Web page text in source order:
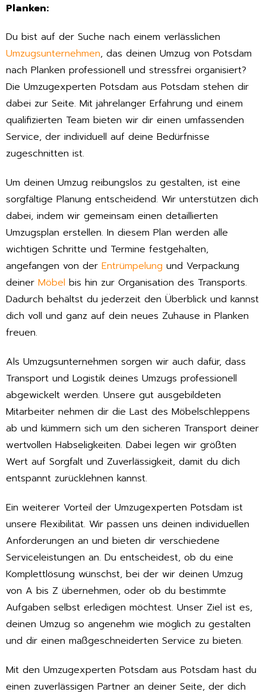
Planken:
Du bist auf der Suche nach einem verlässlichen
Umzugsunternehmen, das deinen Umzug von Potsdam
nach Planken professionell und stressfrei organisiert?
Die Umzugexperten Potsdam aus Potsdam stehen dir
dabei zur Seite. Mit jahrelanger Erfahrung und einem
qualifizierten Team bieten wir dir einen umfassenden
Service, der individuell auf deine Bedürfnisse
zugeschnitten ist.
Um deinen Umzug reibungslos zu gestalten, ist eine
sorgfältige Planung entscheidend. Wir unterstützen dich
dabei, indem wir gemeinsam einen detaillierten
Umzugsplan erstellen. In diesem Plan werden alle
wichtigen Schritte und Termine festgehalten,
angefangen von der Entrümpelung und Verpackung
deiner Möbel bis hin zur Organisation des Transports.
Dadurch behältst du jederzeit den Überblick und kannst
dich voll und ganz auf dein neues Zuhause in Planken
freuen.
Als Umzugsunternehmen sorgen wir auch dafür, dass
Transport und Logistik deines Umzugs professionell
abgewickelt werden. Unsere gut ausgebildeten
Mitarbeiter nehmen dir die Last des Möbelschleppens
ab und kümmern sich um den sicheren Transport deiner
wertvollen Habseligkeiten. Dabei legen wir größten
Wert auf Sorgfalt und Zuverlässigkeit, damit du dich
entspannt zurücklehnen kannst.
Ein weiterer Vorteil der Umzugexperten Potsdam ist
unsere Flexibilität. Wir passen uns deinen individuellen
Anforderungen an und bieten dir verschiedene
Serviceleistungen an. Du entscheidest, ob du eine
Komplettlösung wünschst, bei der wir deinen Umzug
von A bis Z übernehmen, oder ob du bestimmte
Aufgaben selbst erledigen möchtest. Unser Ziel ist es,
deinen Umzug so angenehm wie möglich zu gestalten
und dir einen maßgeschneiderten Service zu bieten.
Mit den Umzugexperten Potsdam aus Potsdam hast du
einen zuverlässigen Partner an deiner Seite, der dich